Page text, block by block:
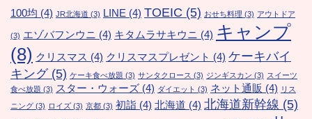
100均 (4) JR北海道 (3) LINE (4) TOEIC (5) おせち料理 (3) アウトドア
(3) エゾバフンウニ (4) キタムラサキウニ (4) キャンプ
(8) クリスマス (4) クリスマスプレゼント (4) ケーキバイ
キング(5) ケーキ食べ放題 (3) サンタクロース (3) ジンギスカン (3) スイーツ
食べ放題 (3) スター・ウォーズ (4) ダイエット (3) ネット通販 (4) リス
ニング (3) ロイズ (3) 京都 (3) 初詣 (4) 北海道 (4) 北海道新幹線 (5)